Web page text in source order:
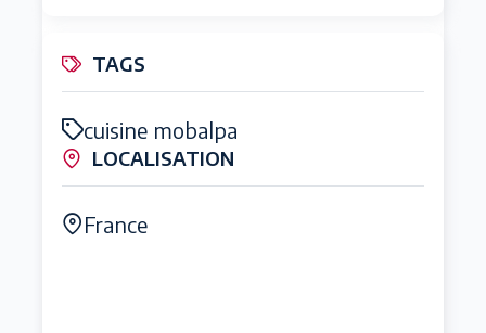
TAGS
cuisine mobalpa
LOCALISATION
France